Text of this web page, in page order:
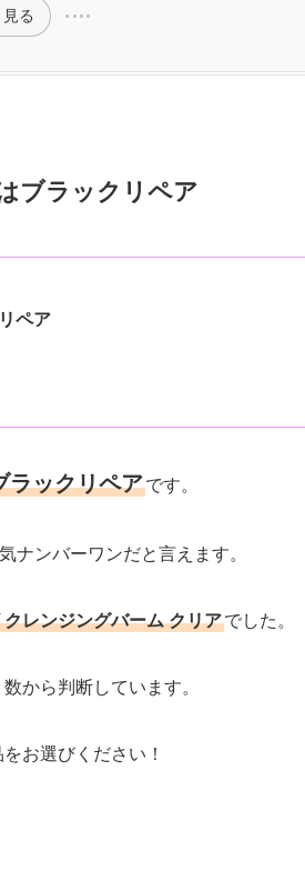
る
ブラックリペア
ペア
ラックリペアです。
ナンバーワンだと言えます。
クレンジングバーム クリアでした。
から判断しています。
お選びください！